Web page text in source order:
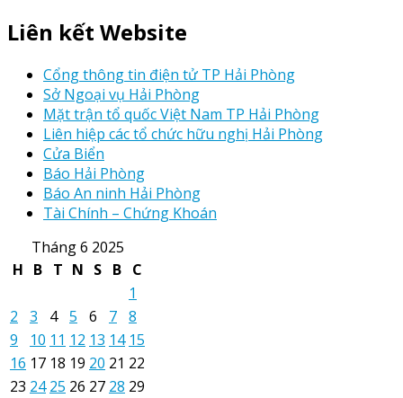
Liên kết Website
Cổng thông tin điện tử TP Hải Phòng
Sở Ngoại vụ Hải Phòng
Mặt trận tổ quốc Việt Nam TP Hải Phòng
Liên hiệp các tổ chức hữu nghị Hải Phòng
Cửa Biển
Báo Hải Phòng
Báo An ninh Hải Phòng
Tài Chính – Chứng Khoán
Tháng 6 2025
H B T N S B C
1
2
3 4 5 6 7 8
9
10 11 12 13 14 15
16 17 18 19 20 21 22
23 24 25 26 27 28 29